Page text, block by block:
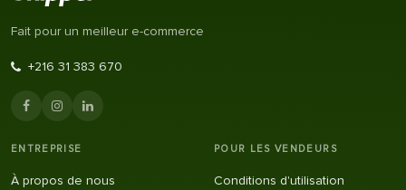
Fait pour un meilleur e-commerce
+216 31 383 670
ENTREPRISE
À propos de nous
POUR LES VENDEURS
Conditions d'utilisation